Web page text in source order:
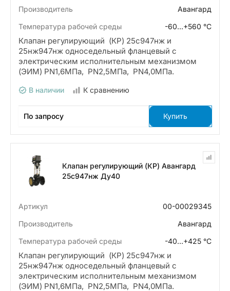
Производитель
Авангард
Температура рабочей среды
-60…+560 °С
Клапан регулирующий (КР) 25с947нж и
25нж947нж односедельный фланцевый с
электрическим исполнительным механизмом
(ЭИМ) PN1,6МПа, PN2,5МПа, PN4,0МПа.
В наличии К сравнению
По запросу Купить
Клапан регулирующий (КР) Авангард
25с947нж Ду40
Артикул
00-00029345
Производитель
Авангард
Температура рабочей среды
-40…+425 °С
Клапан регулирующий (КР) 25с947нж и
25нж947нж односедельный фланцевый с
электрическим исполнительным механизмом
(ЭИМ) PN1,6МПа, PN2,5МПа, PN4,0МПа.